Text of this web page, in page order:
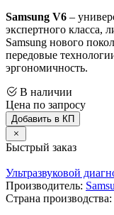
Samsung V6 –
экспертного класса,
Samsung нового
передовые
эргономичность.
В наличии
Цена по запросу
Добавить в КП
Быстрый заказ
Ультразвуковой
Производитель:
Страна